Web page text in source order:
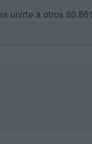
unirte a otros 80.861